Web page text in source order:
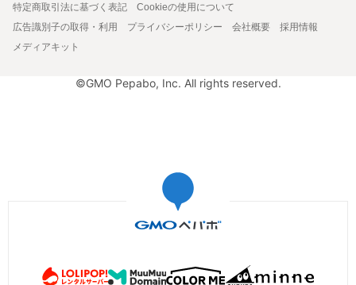
特定商取引法に基づく表記
Cookieの使用について
広告識別子の取得・利用
プライバシーポリシー 会社概要
採用情報
メディアキット
©GMO Pepabo, Inc. All rights reserved.